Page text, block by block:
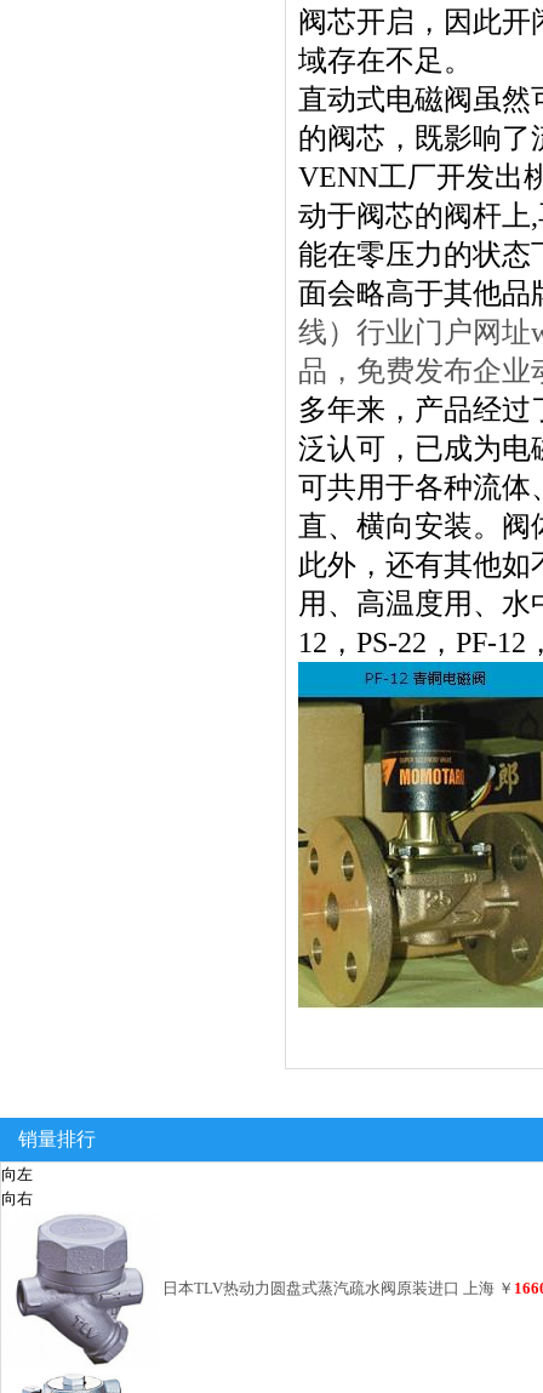
阀芯开启，因此开
域存在不足。
直动式电磁阀虽然
的阀芯，既影响了
VENN工厂开发出
动于阀芯的阀杆上
能在零压力的状态
面会略高于其他品
线）行业门户网址
品，免费发布企业
多年来，产品经
泛认可，已成为电
可共用于各种流体
直、横向安装。阀
此外，还有其他
用、高温度用、
12，PS-22，PF-12
销量排行
向左
向右